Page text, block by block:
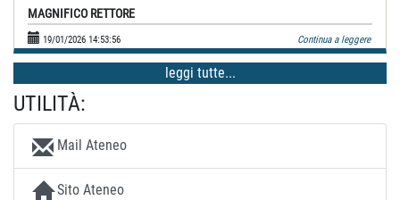
MAGNIFICO RETTORE
19/01/2026 14:53:56 Continua a leggere
leggi tutte...
UTILITÀ:
Mail Ateneo
Sito Ateneo